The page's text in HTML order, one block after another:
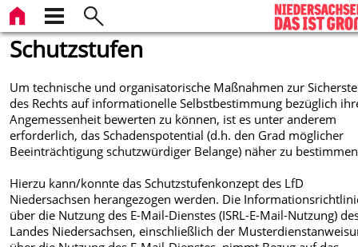
Schutzstufen
Um technische und organisatorische Maßnahmen zur
des Rechts auf informationelle Selbstbestimmung bezüglich
Angemessenheit bewerten zu können, ist es unter anderem
erforderlich, das Schadenspotential (d.h. den Grad möglicher
Beeinträchtigung schutzwürdiger Belange) näher zu
Hierzu kann/konnte das Schutzstufenkonzept des LfD
Niedersachsen herangezogen werden. Die
über die Nutzung des E-Mail-Dienstes (ISRL-E-Mail-Nutzung)
Landes Niedersachsen, einschließlich der